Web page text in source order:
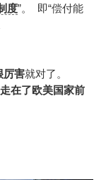
度”。 即“偿付能
厉害就对了。
在了欧美国家前